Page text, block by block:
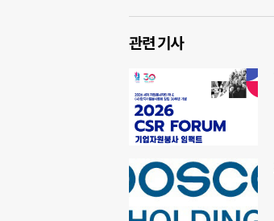
관련 기사